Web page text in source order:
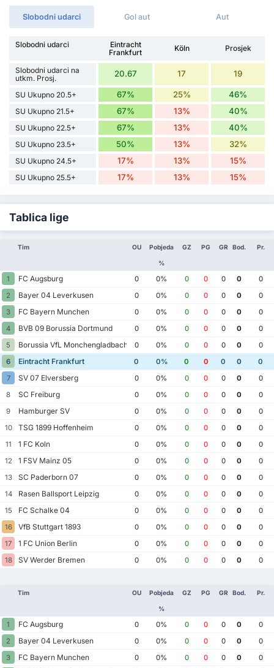
Slobodni udarci Gol aut Aut
Slobodni udarci
Eintracht
Frankfurt
Köln Prosjek
Slobodni udarci na
utkm. Prosj.
20.67 17 19
SU Ukupno 20.5+ 67% 25% 46%
SU Ukupno 21.5+ 67% 13% 40%
SU Ukupno 22.5+ 67% 13% 40%
SU Ukupno 23.5+ 50% 13% 32%
SU Ukupno 24.5+ 17% 13% 15%
SU Ukupno 25.5+ 17% 13% 15%
Tablica lige
Tim OU Pobjeda
%
GZ PG GR Bod. Pr.
1 FC Augsburg 0 0% 0 0 0 0
0
2
Bayer 04 Leverkusen 0 0% 0 0 0 0
0
3
FC Bayern Munchen 0 0% 0 0 0 0
0
4
BVB 09 Borussia Dortmund 0 0% 0 0 0 0
0
5
Borussia VfL Monchengladbach 0 0% 0 0 0 0
0
6
Eintracht Frankfurt 0 0% 0 0 0 0
0
7
SV 07 Elversberg 0 0% 0 0 0 0
0
8
SC Freiburg 0 0% 0 0 0 0
0
9
Hamburger SV 0 0% 0 0 0 0
0
10
TSG 1899 Hoffenheim 0 0% 0 0 0 0
0
11
1 FC Koln 0 0% 0 0 0 0
0
12
1 FSV Mainz 05 0 0% 0 0 0 0
0
13
SC Paderborn 07 0 0% 0 0 0 0
0
14
Rasen Ballsport Leipzig 0 0% 0 0 0 0
0
15
FC Schalke 04 0 0% 0 0 0 0
0
16
VfB Stuttgart 1893 0 0% 0 0 0 0
0
17
1 FC Union Berlin 0 0% 0 0 0 0
0
18
SV Werder Bremen 0 0% 0 0 0 0 0
Tim OU Pobjeda
%
GZ PG GR Bod. Pr.
1 FC Augsburg 0 0% 0 0 0 0
0
2
Bayer 04 Leverkusen 0 0% 0 0 0 0
0
3
FC Bayern Munchen 0 0% 0 0 0 0
0